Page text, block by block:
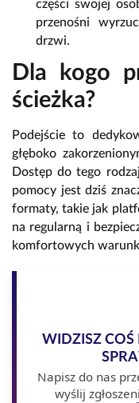
części swojej
przenośni
drzwi.
Dla kogo
ścieżka?
Podejście to
głęboko
Dostęp do tego
pomocy jest dziś
formaty, takie jak
na regularną i
komfortowych
WIDZISZ COŚ
Napisz do nas
wyślij